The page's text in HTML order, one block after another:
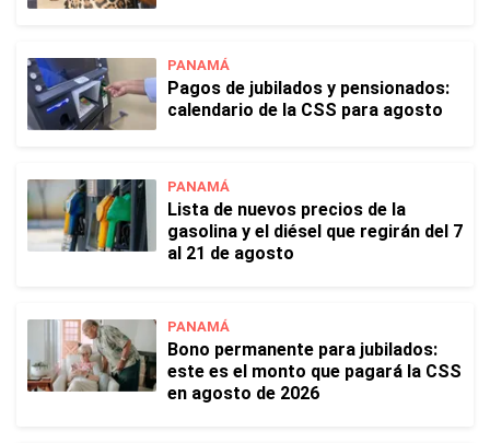
PANAMÁ
Pagos de jubilados y pensionados:
calendario de la CSS para agosto
PANAMÁ
Lista de nuevos precios de la
gasolina y el diésel que regirán del 7
al 21 de agosto
PANAMÁ
Bono permanente para jubilados:
este es el monto que pagará la CSS
en agosto de 2026